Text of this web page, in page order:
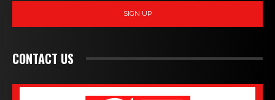
SIGN UP
CONTACT US